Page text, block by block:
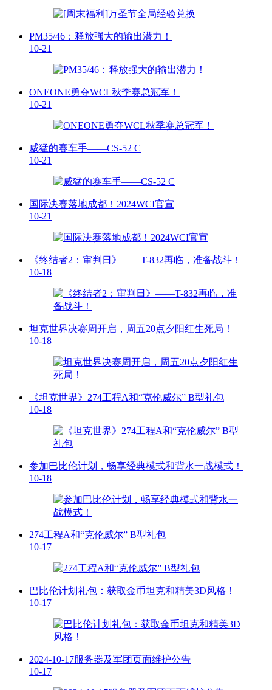
PM35/46：释放强大的输出潜力！
10-21
ONEONE勇夺WCL秋季赛总冠军！
10-21
威猛的赛车手——CS-52 C
10-21
国际决赛落地成都！2024WCI官宣
10-21
《终结者2：审判日》——T-832再临，准备战斗！
10-18
坦克世界决赛周开启，周五20点夕阳红生死局！
10-18
《坦克世界》274工程A和“克伦威尔” B型礼包
10-18
参加巴比伦计划，畅享经典模式和背水一战模式！
10-18
274工程A和“克伦威尔” B型礼包
10-17
巴比伦计划礼包：获取金币坦克和精美3D风格！
10-17
2024-10-17服务器及军团页面维护公告
10-17